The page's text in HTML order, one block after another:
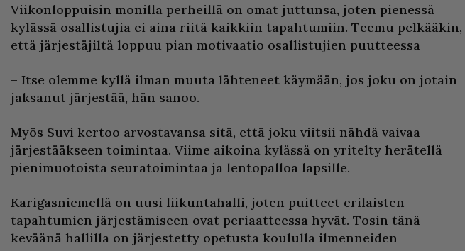
Viikonloppuisin monilla perheillä on omat juttunsa, joten pienessä
kylässä osallistujia ei aina riitä kaikkiin tapahtumiin. Teemu pelkääkin,
että järjestäjiltä loppuu pian motivaatio osallistujien puutteessa
– Itse olemme kyllä ilman muuta lähteneet käymään, jos joku on jotain
jaksanut järjestää, hän sanoo.
Myös Suvi kertoo arvostavansa sitä, että joku viitsii nähdä vaivaa
järjestääkseen toimintaa. Viime aikoina kylässä on yritelty herätellä
pienimuotoista seuratoimintaa ja lentopalloa lapsille.
Karigasniemellä on uusi liikuntahalli, joten puitteet erilaisten
tapahtumien järjestämiseen ovat periaatteessa hyvät. Tosin tänä
keväänä hallilla on järjestetty opetusta koululla ilmenneiden